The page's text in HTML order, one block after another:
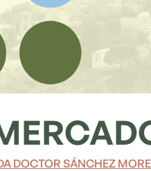
DOCTOR SÁNCHEZ